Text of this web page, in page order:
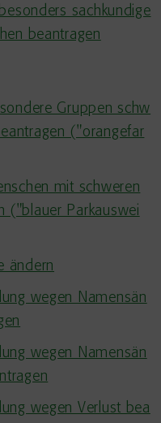
sachkundige
beantragen
Gruppen schw
("orangefar
mit schweren
("blauer Parkauswei
ändern
wegen Namensän
wegen Namensän
wegen Verlust bea